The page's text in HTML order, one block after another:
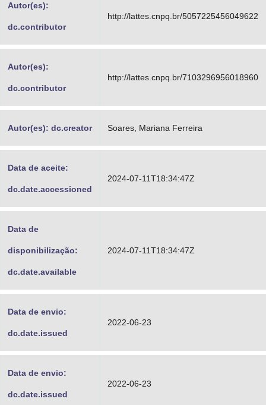
Autor(es):
dc.contributor
http://lattes.cnpq.br/5057225456049622
Autor(es):
dc.contributor
http://lattes.cnpq.br/7103296956018960
Autor(es): dc.creator Soares, Mariana Ferreira
Data de aceite:
dc.date.accessioned
2024-07-11T18:34:47Z
Data de
disponibilização:
dc.date.available
2024-07-11T18:34:47Z
Data de envio:
dc.date.issued
2022-06-23
Data de envio:
dc.date.issued
2022-06-23